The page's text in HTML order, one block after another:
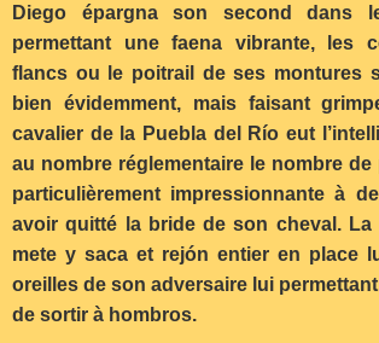
Diego épargna son second dans
permettant une faena vibrante, les
flancs ou le poitrail de ses montures
bien évidemment, mais faisant
cavalier de la Puebla del Río eut
au nombre réglementaire le nombre
particulièrement impressionnante à
avoir quitté la bride de son cheval. La
mete y saca et rejón entier en place
oreilles de son adversaire lui
de sortir à hombros.